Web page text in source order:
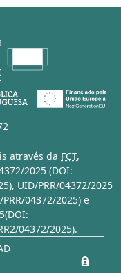
através da FCT,
2025 (DOI:
, UID/PRR/04372/2025
04372/2025)e
04372/2025).